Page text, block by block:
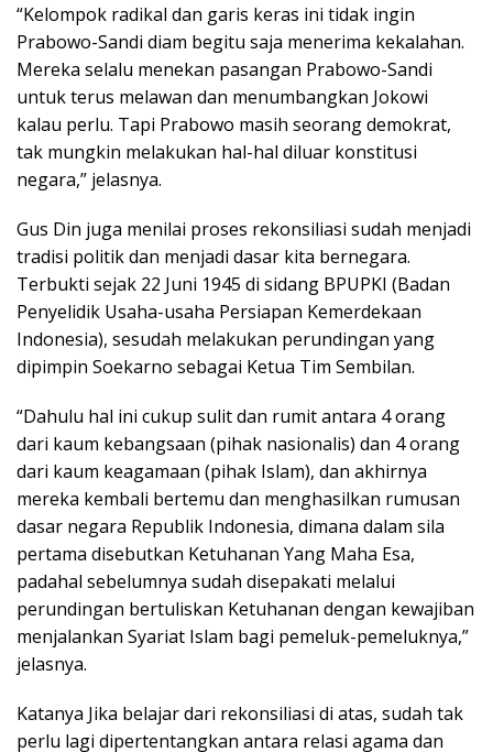
“Kelompok radikal dan garis keras ini tidak ingin
Prabowo-Sandi diam begitu saja menerima kekalahan.
Mereka selalu menekan pasangan Prabowo-Sandi
untuk terus melawan dan menumbangkan Jokowi
kalau perlu. Tapi Prabowo masih seorang demokrat,
tak mungkin melakukan hal-hal diluar konstitusi
negara,” jelasnya.
Gus Din juga menilai proses rekonsiliasi sudah menjadi
tradisi politik dan menjadi dasar kita bernegara.
Terbukti sejak 22 Juni 1945 di sidang BPUPKI (Badan
Penyelidik Usaha-usaha Persiapan Kemerdekaan
Indonesia), sesudah melakukan perundingan yang
dipimpin Soekarno sebagai Ketua Tim Sembilan.
“Dahulu hal ini cukup sulit dan rumit antara 4 orang
dari kaum kebangsaan (pihak nasionalis) dan 4 orang
dari kaum keagamaan (pihak Islam), dan akhirnya
mereka kembali bertemu dan menghasilkan rumusan
dasar negara Republik Indonesia, dimana dalam sila
pertama disebutkan Ketuhanan Yang Maha Esa,
padahal sebelumnya sudah disepakati melalui
perundingan bertuliskan Ketuhanan dengan kewajiban
menjalankan Syariat Islam bagi pemeluk-pemeluknya,”
jelasnya.
Katanya Jika belajar dari rekonsiliasi di atas, sudah tak
perlu lagi dipertentangkan antara relasi agama dan